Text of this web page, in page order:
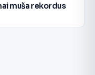
muša rekordus